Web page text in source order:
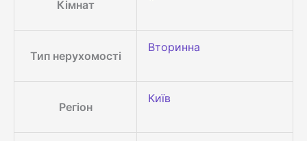
Кімнат
Тип нерухомості
Вторинна
Регіон
Київ